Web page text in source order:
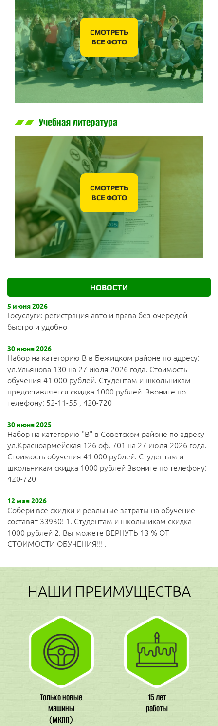
СМОТРЕТЬ
ВСЕ ФОТО
Учебная литература
СМОТРЕТЬ
ВСЕ ФОТО
НОВОСТИ
5 июня 2026
Госуслуги: регистрация авто и права без очередей —
быстро и удобно
30 июня 2026
Набор на категорию В в Бежицком районе по адресу:
ул.Ульянова 130 на 27 июля 2026 года. Стоимость
обучения 41 000 рублей. Студентам и школьникам
предоставляется скидка 1000 рублей. Звоните по
телефону: 52-11-55 , 420-720
30 июня 2025
Набор на категорию "В" в Советском районе по адресу
ул.Красноармейская 126 оф. 701 на 27 июля 2026 года.
Стоимость обучения 41 000 рублей. Студентам и
школьникам скидка 1000 рублей Звоните по телефону:
420-720
12 мая 2026
Собери все скидки и реальные затраты на обучение
составят 33930! 1. Студентам и школьникам скидка
1000 рублей 2. Вы можете ВЕРНУТЬ 13 % ОТ
СТОИМОСТИ ОБУЧЕНИЯ!!! .
НАШИ ПРЕИМУЩЕСТВА
Только новые
машины
(МКПП)
15 лет
работы